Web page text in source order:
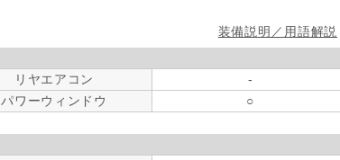
装備説明／用語解説
リヤエアコン
-
パワーウィンドウ
○